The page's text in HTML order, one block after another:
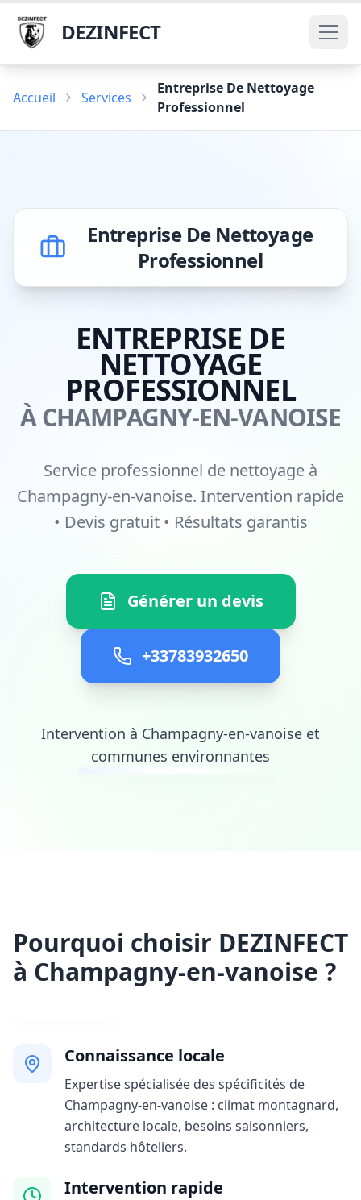
DEZINFECT
Accueil Services
Entreprise De Nettoyage
Professionnel
Entreprise De Nettoyage
Professionnel
ENTREPRISE DE
NETTOYAGE
PROFESSIONNEL
À CHAMPAGNY-EN-VANOISE
Service professionnel de nettoyage à
Champagny-en-vanoise. Intervention rapide
• Devis gratuit • Résultats garantis
Générer un devis
+33783932650
Intervention à Champagny-en-vanoise et
communes environnantes
Pourquoi choisir DEZINFECT
à Champagny-en-vanoise ?
Connaissance locale
Expertise spécialisée des spécificités de
Champagny-en-vanoise : climat montagnard,
architecture locale, besoins saisonniers,
standards hôteliers.
Intervention rapide